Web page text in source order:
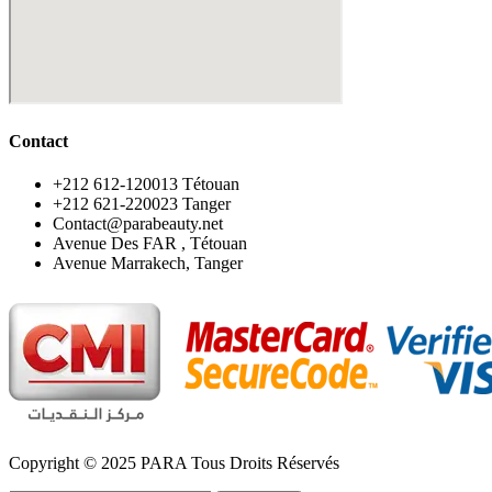
Contact
‪+212 612-120013 Tétouan
‪+212 621-220023 Tanger
Contact@parabeauty.net
Avenue Des FAR , Tétouan
Avenue Marrakech, Tanger
Copyright © 2025 PARA Tous Droits Réservés